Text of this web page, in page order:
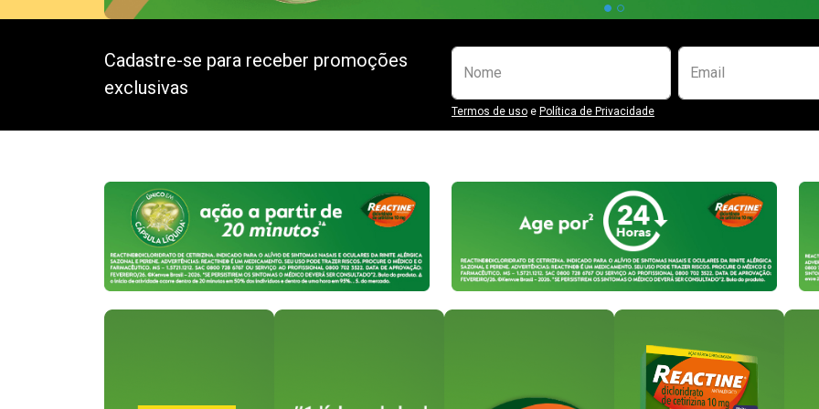
Cadastre-se para receber promoções
exclusivas
Preencha o formulário abaixo para
Nome Email
Termos de uso e Política de Privacidade